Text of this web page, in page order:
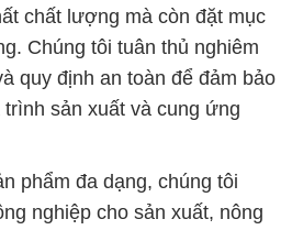
chất lượng mà còn đặt mục
Chúng tôi tuân thủ nghiêm
quy định an toàn để đảm bảo
sản xuất và cung ứng
phẩm đa dạng, chúng tôi
nghiệp cho sản xuất, nông